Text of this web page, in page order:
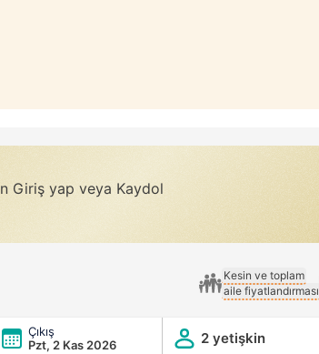
Giriş yap veya Kaydol
Kesin ve toplam
aile fiyatlandırması
Çıkış
Pzt, 2 Kas 2026
2 yetişkin